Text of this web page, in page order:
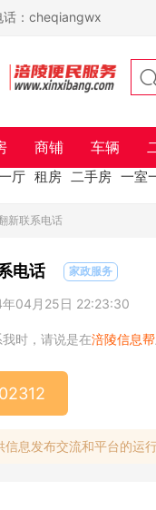
话：cheqiangwx
商铺 车辆
厅 租房 二手房 一室
新联系电话
电话 家政服务
年04月25日 22:23:30
时，请说是在涪陵信息帮
息发布交流和平台的运